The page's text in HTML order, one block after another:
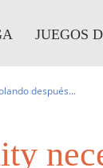
JUEGOS
después...